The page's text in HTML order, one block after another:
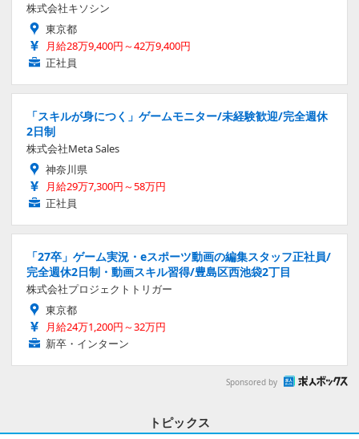
株式会社キソシン
東京都
月給28万9,400円～42万9,400円
正社員
「スキルが身につく」ゲームモニター/未経験歓迎/完全週休
2日制
株式会社Meta Sales
神奈川県
月給29万7,300円～58万円
正社員
「27卒」ゲーム実況・eスポーツ動画の編集スタッフ正社員/
完全週休2日制・動画スキル習得/豊島区西池袋2丁目
株式会社プロジェクトトリガー
東京都
月給24万1,200円～32万円
新卒・インターン
Sponsored by
トピックス